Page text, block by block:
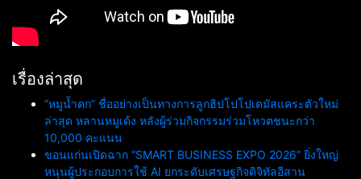
เรื่องล่าสุด
“หมูน้ำตก” ชื่ออย่างเป็นทางการลูกฮิปโปโปเตมัสแคระตัวใหม่
ล่าสุด หลานหมูเด้ง หลังผู้ร่วมกิจกรรมร่วมโหวตชนะกว่า
10,000 คะแนน
ขอนแก่นเปิดฉาก “SMART BUSINESS EXPO 2026” ยิ่งใหญ่
หนุนผู้ประกอบการใช้ AI ยกระดับเศรษฐกิจดิจิทัลอีสาน